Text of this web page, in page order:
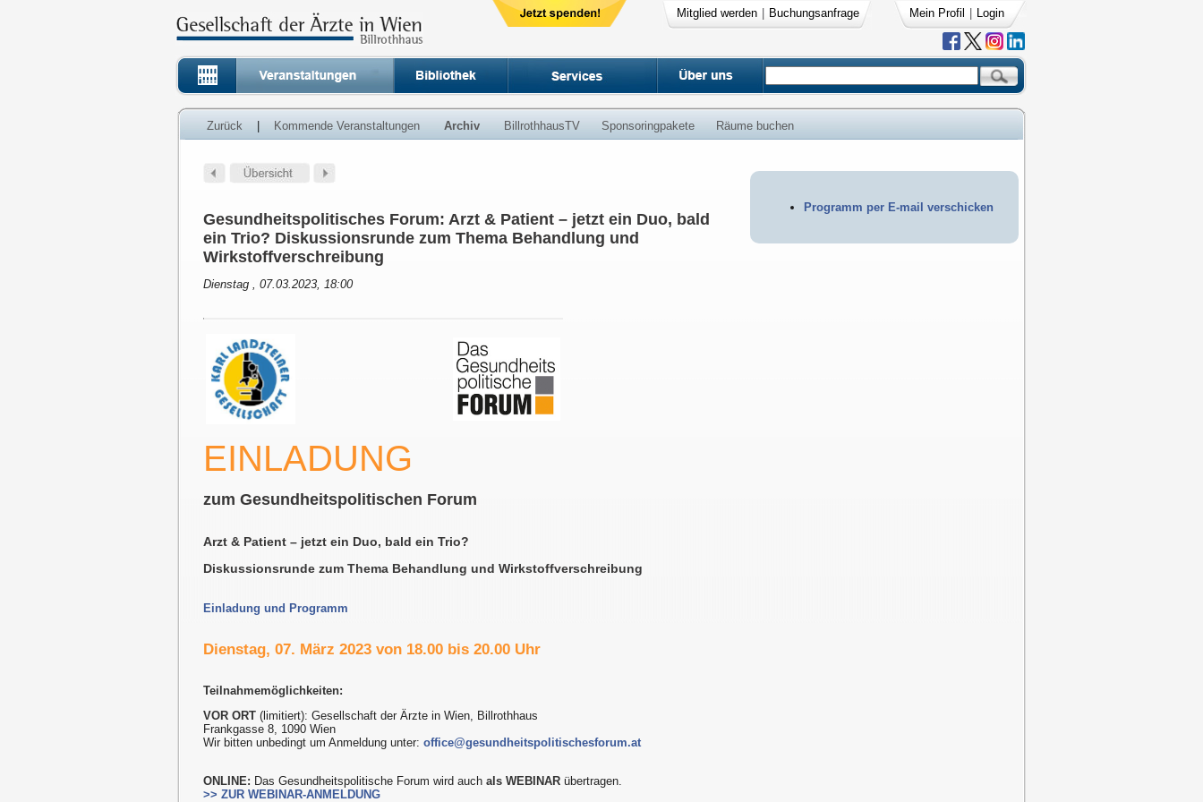
Mitglied werden Buchungsanfrage Mein Profil Login
Zurück Kommende Veranstaltungen Archiv BillrothhausTV Sponsoringpakete Räume buchen
Programm per E-mail verschicken
Gesundheitspolitisches Forum: Arzt & Patient – jetzt ein Duo, bald
ein Trio? Diskussionsrunde zum Thema Behandlung und
Wirkstoffverschreibung
Dienstag , 07.03.2023, 18:00
EINLADUNG
zum Gesundheitspolitischen Forum
Arzt & Patient – jetzt ein Duo, bald ein Trio?
Diskussionsrunde zum Thema Behandlung und Wirkstoffverschreibung
Einladung und Programm
Dienstag, 07. März 2023 von 18.00 bis 20.00 Uhr
Teilnahmemöglichkeiten:
VOR ORT (limitiert): Gesellschaft der Ärzte in Wien, Billrothhaus
Frankgasse 8, 1090 Wien
Wir bitten unbedingt um Anmeldung unter: office@gesundheitspolitischesforum.at
ONLINE: Das Gesundheitspolitische Forum wird auch als WEBINAR übertragen.
>> ZUR WEBINAR-ANMELDUNG